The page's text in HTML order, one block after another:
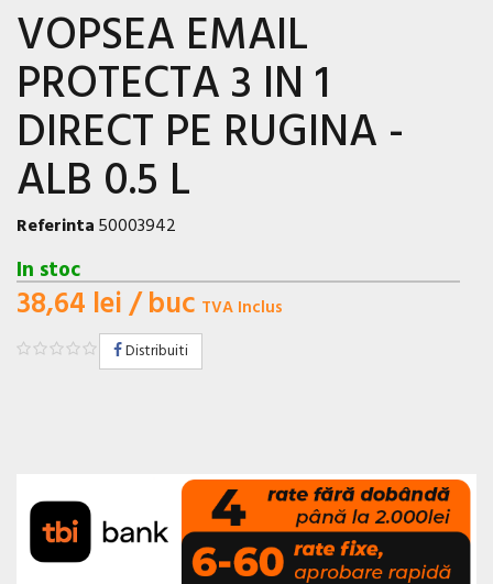
VOPSEA EMAIL
PROTECTA 3 IN 1
DIRECT PE RUGINA -
ALB 0.5 L
Referinta50003942
In stoc
38,64 lei/ buc TVA Inclus
Distribuiti